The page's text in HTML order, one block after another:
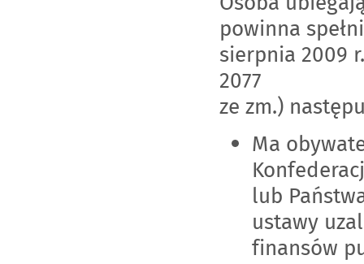
powinna
sierpnia 2009
2077
ze zm.)
Ma
lub
ustawy
finansów